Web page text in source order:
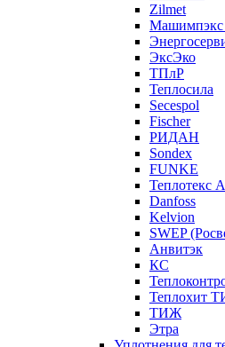
Zilmet
Машимпэкс
ЭксЭко
ТПлР
Теплосила
Secespol
Fischer
РИДАН
Sondex
FUNKE
Теплотекс
Danfoss
Kelvion
SWEP
Анвитэк
КС
Теплохит
ТИЖ
Этра